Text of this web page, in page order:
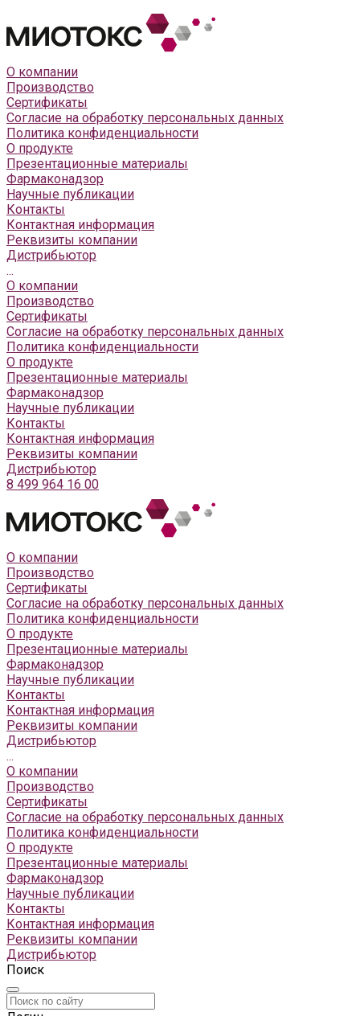
О компании
Производство
Сертификаты
Согласие на обработку персональных данных
Политика конфиденциальности
О продукте
Презентационные материалы
Фармаконадзор
Научные публикации
Контакты
Контактная информация
Реквизиты компании
Дистрибьютор
...
О компании
Производство
Сертификаты
Согласие на обработку персональных данных
Политика конфиденциальности
О продукте
Презентационные материалы
Фармаконадзор
Научные публикации
Контакты
Контактная информация
Реквизиты компании
Дистрибьютор
8 499 964 16 00
О компании
Производство
Сертификаты
Согласие на обработку персональных данных
Политика конфиденциальности
О продукте
Презентационные материалы
Фармаконадзор
Научные публикации
Контакты
Контактная информация
Реквизиты компании
Дистрибьютор
...
О компании
Производство
Сертификаты
Согласие на обработку персональных данных
Политика конфиденциальности
О продукте
Презентационные материалы
Фармаконадзор
Научные публикации
Контакты
Контактная информация
Реквизиты компании
Дистрибьютор
Поиск